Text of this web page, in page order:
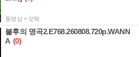
동영상 > 오락
불후의 명곡2.E768.260808.720p.WANN
A (0)